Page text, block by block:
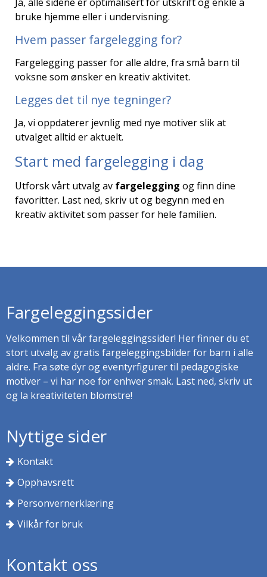
bruke hjemme eller i undervisning.
Hvem passer fargelegging for?
Fargelegging passer for alle aldre, fra små barn til
voksne som ønsker en kreativ aktivitet.
Legges det til nye tegninger?
Ja, vi oppdaterer jevnlig med nye motiver slik at
utvalget alltid er aktuelt.
Start med fargelegging i dag
Utforsk vårt utvalg av fargelegging og finn dine
favoritter. Last ned, skriv ut og begynn med en
kreativ aktivitet som passer for hele familien.
Fargeleggingssider
Velkommen til vår fargeleggingssider! Her finner du et
stort utvalg av gratis fargeleggingsbilder for barn i alle
aldre. Fra søte dyr og eventyrfigurer til pedagogiske
motiver – vi har noe for enhver smak. Last ned, skriv ut
og la kreativiteten blomstre!
Nyttige sider
Kontakt
Opphavsrett
Personvernerklæring
Vilkår for bruk
Kontakt oss